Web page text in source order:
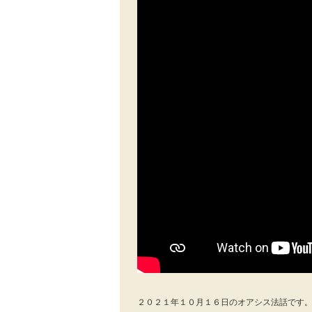
２０２１年１０月１６日のオアシス法話です。